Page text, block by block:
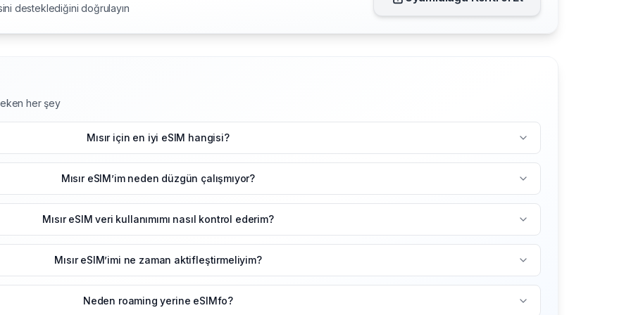
desteklediğini doğrulayın
her şey
Mısır için en iyi eSIM hangisi?
Mısır eSIM’im neden düzgün çalışmıyor?
Mısır eSIM veri kullanımımı nasıl kontrol ederim?
Mısır eSIM’imi ne zaman aktifleştirmeliyim?
Neden roaming yerine eSIMfo?